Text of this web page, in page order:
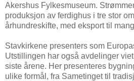
Akershus Fylkesmuseum.
produksjon av ferdighus i tre stor
århundreskifte, med eksport til
Stavkirkene presenters som
Utstillingen har også avdelinger
siste årene. Her presenteres
ulike formål, fra Sametinget til